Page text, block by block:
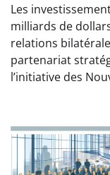
Les
milliards de
relations
partenariat
l’initiative des